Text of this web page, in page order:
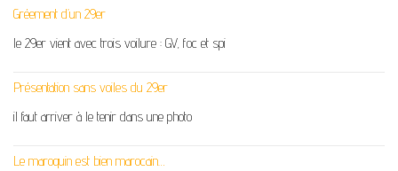
Gréement d’un 29er
le 29er vient avec trois voilure : GV, foc et spi
Présentation sans voiles du 29er
il faut arriver à le tenir dans une photo
Le maroquin est bien marocain…